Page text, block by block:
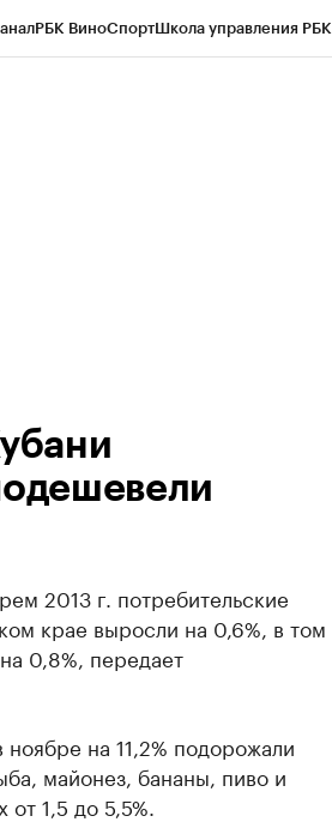
РБК ВиноСпортШкола управления РБК
2013 г. потребительские
крае выросли на 0,6%, в том
0,8%, передает
на 11,2% подорожали
майонез, бананы, пиво и
1,5 до 5,5%.